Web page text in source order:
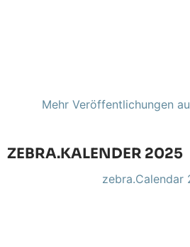
Mehr Veröffentlichungen
ZEBRA.KALENDER 2025
zebra.Calendar